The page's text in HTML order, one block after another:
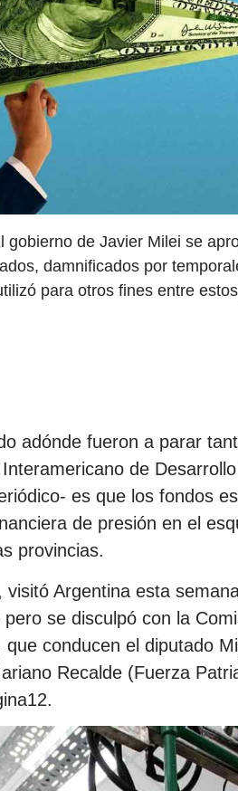
de Javier Milei se
damnificados por
para otros fines entre
adónde fueron a parar
de
es que los fondos
de presión en el
provincias.
Argentina esta
se disculpó con la
conducen el diputado
Recalde (Fuerza